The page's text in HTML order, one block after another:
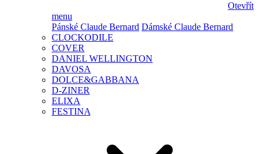
Otevřít
menu
Pánské Claude Bernard Dámské Claude Bernard
CLOCKODILE
COVER
DANIEL WELLINGTON
DAVOSA
DOLCE&GABBANA
D-ZINER
ELIXA
FESTINA